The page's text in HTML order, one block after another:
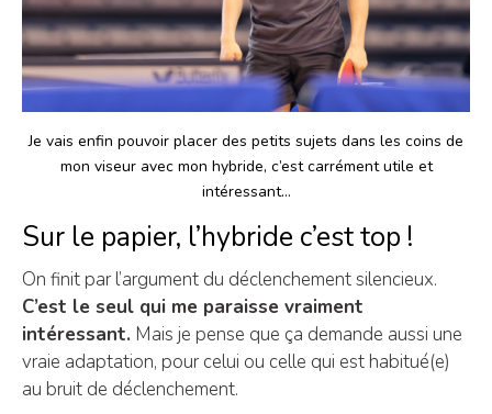
Je vais enfin pouvoir placer des petits sujets dans les coins de
mon viseur avec mon hybride, c’est carrément utile et
intéressant…
Sur le papier, l’hybride c’est top !
On finit par l’argument du déclenchement silencieux.
C’est le seul qui me paraisse vraiment
intéressant. Mais je pense que ça demande aussi une
vraie adaptation, pour celui ou celle qui est habitué(e)
au bruit de déclenchement.